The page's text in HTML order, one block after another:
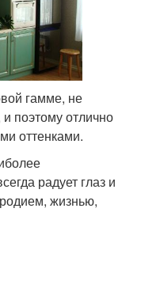
гамме, не
поэтому отлично
оттенками.
радует глаз и
жизнью,